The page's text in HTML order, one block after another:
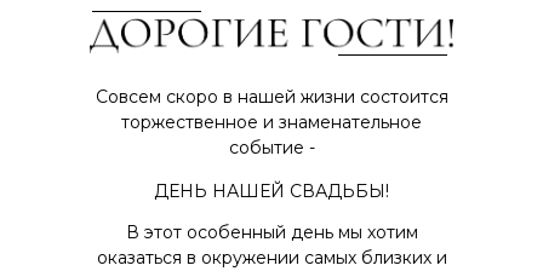
Совсем скоро в нашей жизни состоится
торжественное и знаменательное
событие -
В этот особенный день мы хотим
оказаться в окружении самых близких и
ДЕНЬ НАШЕЙ СВАДЬБЫ!